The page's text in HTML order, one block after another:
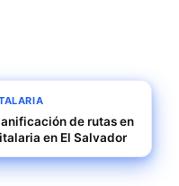
de rutas en
en El Salvador